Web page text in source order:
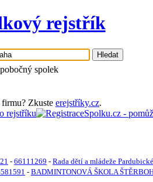
rejstřík
Hledat
pobočný spolek
Zkuste erejstříky.cz.
- 66111269 - Rada dětí a mládeže
- BADMINTONOVÁ ŠKOLA